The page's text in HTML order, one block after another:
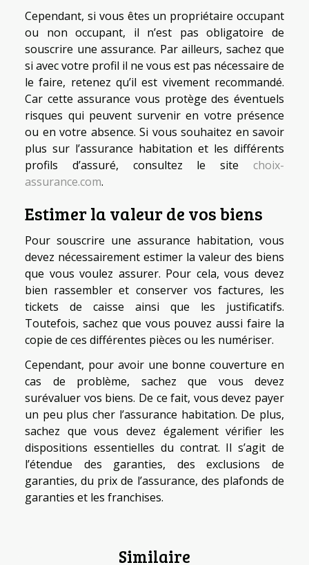
Cependant, si vous êtes un propriétaire occupant
ou non occupant, il n’est pas obligatoire de
souscrire une assurance. Par ailleurs, sachez que
si avec votre profil il ne vous est pas nécessaire de
le faire, retenez qu’il est vivement recommandé.
Car cette assurance vous protège des éventuels
risques qui peuvent survenir en votre présence
ou en votre absence. Si vous souhaitez en savoir
plus sur l’assurance habitation et les différents
profils d’assuré, consultez le site choix-
assurance.com.
Estimer la valeur de vos biens
Pour souscrire une assurance habitation, vous
devez nécessairement estimer la valeur des biens
que vous voulez assurer. Pour cela, vous devez
bien rassembler et conserver vos factures, les
tickets de caisse ainsi que les justificatifs.
Toutefois, sachez que vous pouvez aussi faire la
copie de ces différentes pièces ou les numériser.
Cependant, pour avoir une bonne couverture en
cas de problème, sachez que vous devez
surévaluer vos biens. De ce fait, vous devez payer
un peu plus cher l’assurance habitation. De plus,
sachez que vous devez également vérifier les
dispositions essentielles du contrat. Il s’agit de
l’étendue des garanties, des exclusions de
garanties, du prix de l’assurance, des plafonds de
garanties et les franchises.
Similaire